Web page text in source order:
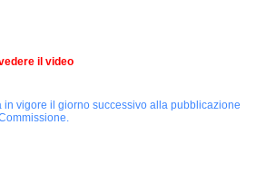
il video
in vigore il giorno successivo alla pubblicazione